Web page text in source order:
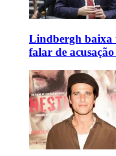
Lindbergh baixa
falar de